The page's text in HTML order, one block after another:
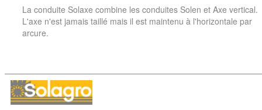
La conduite Solaxe combine les conduites Solen et Axe vertical.
L'axe n'est jamais taillé mais il est maintenu à l'horizontale par
arcure.